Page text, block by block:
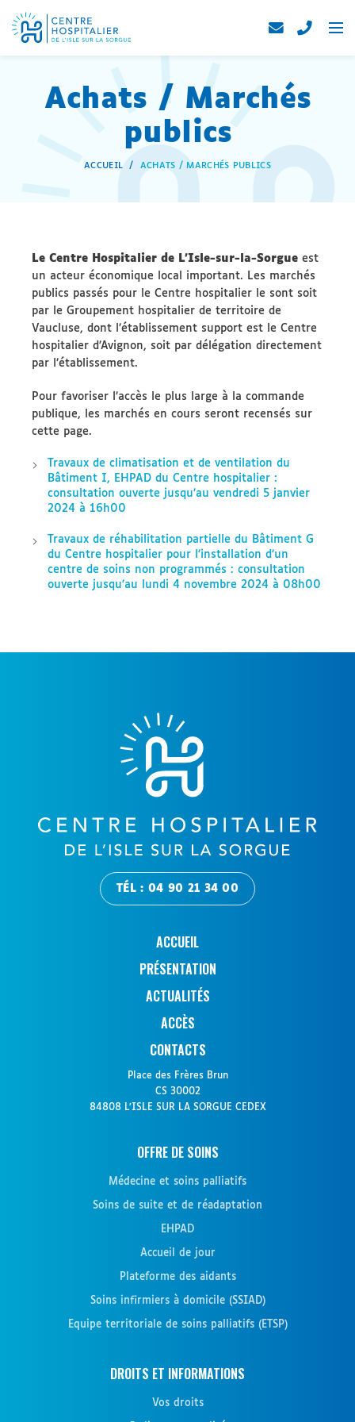
Achats / Marchés
publics
ACCUEIL ACHATS / MARCHÉS PUBLICS
Le Centre Hospitalier de L’Isle-sur-la-Sorgue est
un acteur économique local important. Les marchés
publics passés pour le Centre hospitalier le sont soit
par le Groupement hospitalier de territoire de
Vaucluse, dont l’établissement support est le Centre
hospitalier d’Avignon, soit par délégation directement
par l’établissement.
Pour favoriser l’accès le plus large à la commande
publique, les marchés en cours seront recensés sur
cette page.
Travaux de climatisation et de ventilation du
Bâtiment I, EHPAD du Centre hospitalier :
consultation ouverte jusqu’au vendredi 5 janvier
2024 à 16h00
Travaux de réhabilitation partielle du Bâtiment G
du Centre hospitalier pour l’installation d’un
centre de soins non programmés : consultation
ouverte jusqu’au lundi 4 novembre 2024 à 08h00
TÉL : 04 90 21 34 00
ACCUEIL
PRÉSENTATION
ACTUALITÉS
ACCÈS
CONTACTS
Place des Frères Brun
CS 30002
84808 L’ISLE SUR LA SORGUE CEDEX
OFFRE DE SOINS
Médecine et soins palliatifs
Soins de suite et de réadaptation
EHPAD
Accueil de jour
Plateforme des aidants
Soins infirmiers à domicile (SSIAD)
Equipe territoriale de soins palliatifs (ETSP)
DROITS ET INFORMATIONS
Vos droits